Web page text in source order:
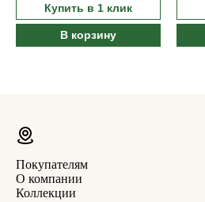
Купить в 1 клик
В корзину
Покупателям
О компании
Коллекции